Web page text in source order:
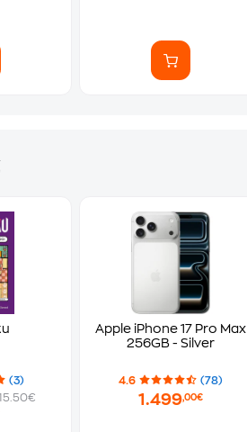
(3)
Apple iPhone 17 Pro Max
256GB - Silver
4.6 (78)
1.499,00€